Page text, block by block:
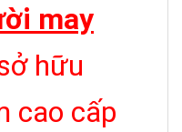
may
hữu
cao cấp